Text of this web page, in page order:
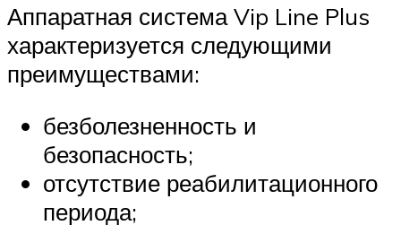
Аппаратная система Vip Line Plus
характеризуется следующими
преимуществами:
безболезненность и
безопасность;
отсутствие реабилитационного
периода;